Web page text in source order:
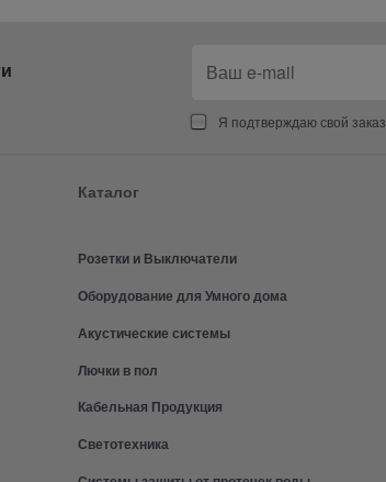
Я подтверждаю свой заказ.
Каталог
Розетки и Выключатели
Оборудование для Умного дома
Акустические системы
Лючки в пол
Кабельная Продукция
Светотехника